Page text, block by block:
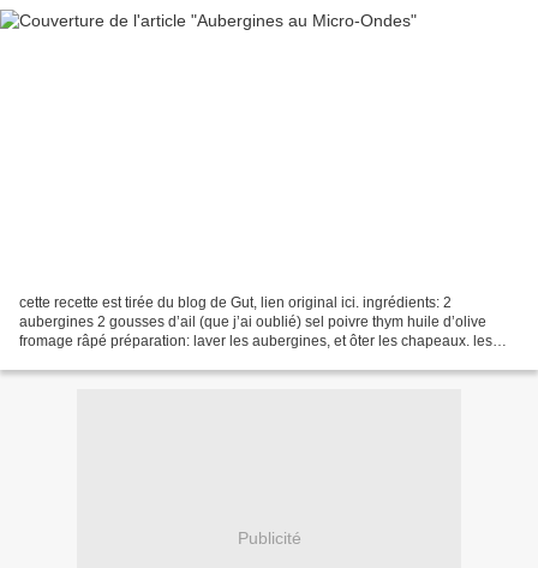
cette recette est tirée du blog de Gut, lien original ici. ingrédients: 2
aubergines 2 gousses d’ail (que j’ai oublié) sel poivre thym huile d’olive
fromage râpé préparation: laver les aubergines, et ôter les chapeaux. les
Publicité